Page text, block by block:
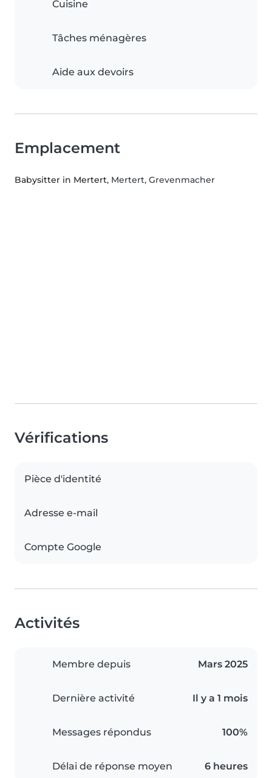
Cuisine
Tâches ménagères
Aide aux devoirs
Emplacement
Babysitter in Mertert, Mertert, Grevenmacher
Vérifications
Pièce d'identité
Adresse e-mail
Compte Google
Activités
Membre depuis Mars 2025
Dernière activité Il y a 1 mois
Messages répondus 100%
Délai de réponse moyen 6 heures